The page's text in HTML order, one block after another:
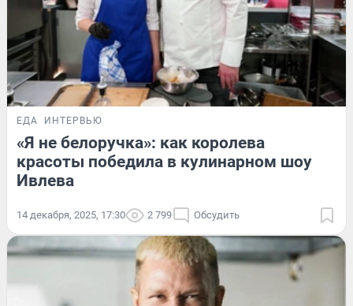
ЕДА ИНТЕРВЬЮ
«Я не белоручка»: как королева
красоты победила в кулинарном шоу
Ивлева
14 декабря, 2025, 17:30 2 799 Обсудить